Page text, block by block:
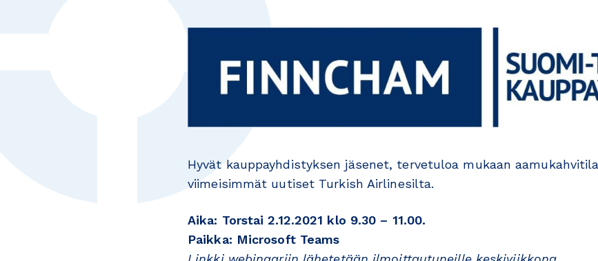
Hyvät kauppayhdistyksen jäsenet, tervetuloa mukaan
viimeisimmät uutiset Turkish Airlinesilta.
Aika: Torstai 2.12.2021 klo 9.30 – 11.00.
Paikka: Microsoft Teams